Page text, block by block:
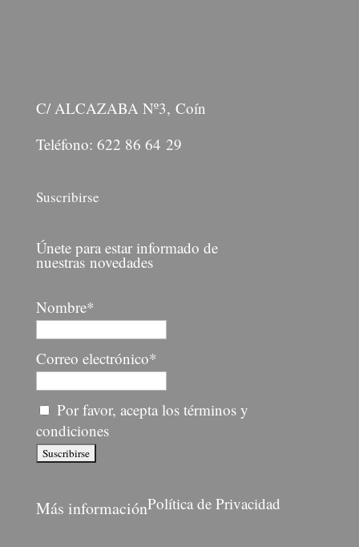
C/ ALCAZABA Nº3, Coín
Teléfono: 622 86 64 29
Suscribirse
Únete para estar informado de
nuestras novedades
Nombre*
Correo electrónico*
Por favor, acepta los términos y
condiciones
Más informaciónPolítica de Privacidad